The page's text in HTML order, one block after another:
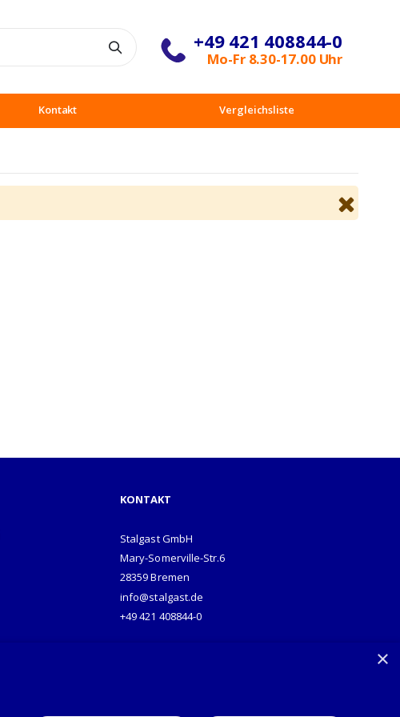
+49 421 408844-0
Mo-Fr 8.30-17.00 Uhr
Kontakt Vergleichsliste
KONTAKT
Stalgast GmbH
Mary-Somerville-Str.6
28359 Bremen
info@stalgast.de
+49 421 408844-0
×